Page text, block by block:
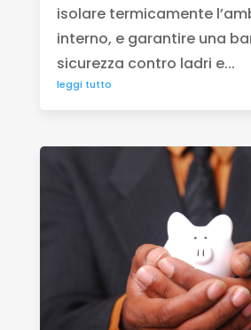
isolare termicamente
interno, e garantire una
sicurezza contro ladri e...
leggi tutto